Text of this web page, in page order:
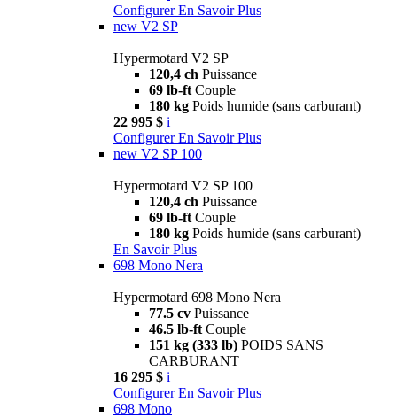
Configurer En Savoir Plus
new V2 SP
Hypermotard V2 SP
120,4 ch Puissance
69 lb-ft Couple
180 kg Poids humide (sans carburant)
22 995 $ i
Configurer En Savoir Plus
new V2 SP 100
Hypermotard V2 SP 100
120,4 ch Puissance
69 lb-ft Couple
180 kg Poids humide (sans carburant)
En Savoir Plus
698 Mono Nera
Hypermotard 698 Mono Nera
77.5 cv Puissance
46.5 lb-ft Couple
151 kg (333 lb) POIDS SANS
CARBURANT
16 295 $ i
Configurer En Savoir Plus
698 Mono